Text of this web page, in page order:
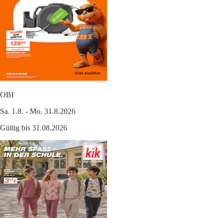
OBI
Sa. 1.8. - Mo. 31.8.2026
Gültig bis 31.08.2026